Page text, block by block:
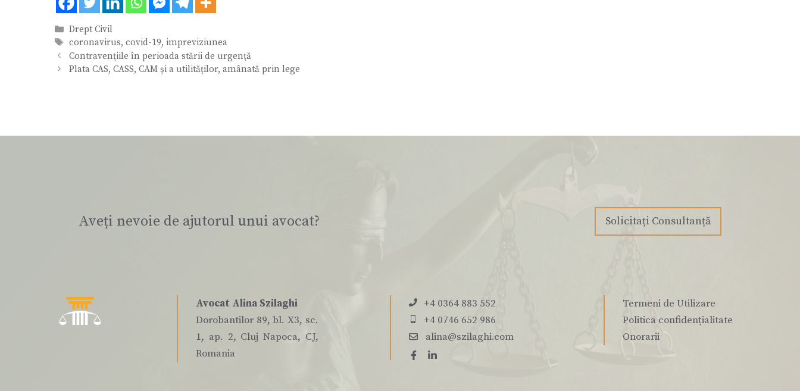
Categorii
Drept Civil
Etichete
coronavirus,covid-19, impreviziunea
Contravențiile în perioada stării de urgență
Plata CAS, CASS, CAM și a utilităților, amânată prin lege
Aveți nevoie de ajutorul unui avocat? Solicitați Consultanță
Avocat Alina Szilaghi
Dorobantilor 89, bl. X3, sc.
1, ap. 2, Cluj Napoca, CJ,
Romania
+4 0364 883 552
+4 0746 652 986
alina@szilaghi.com
Termeni de Utilizare
Politica confidențialitate
Onorarii